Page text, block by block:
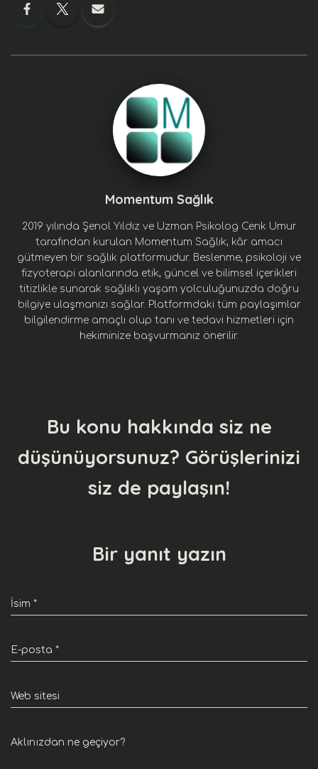
Momentum Sağlık
2019 yılında Şenol Yıldız ve Uzman Psikolog Cenk Umur
tarafından kurulan Momentum Sağlık; kâr amacı
gütmeyen bir sağlık platformudur. Beslenme, psikoloji ve
fizyoterapi alanlarında etik, güncel ve bilimsel içerikleri
titizlikle sunarak sağlıklı yaşam yolculuğunuzda doğru
bilgiye ulaşmanızı sağlar. Platformdaki tüm paylaşımlar
bilgilendirme amaçlı olup tanı ve tedavi hizmetleri için
hekiminize başvurmanız önerilir.
Bu konu hakkında siz ne
düşünüyorsunuz? Görüşlerinizi
siz de paylaşın!
Bir yanıt yazın
İsim *
E-posta *
Web sitesi
Aklınızdan ne geçiyor?